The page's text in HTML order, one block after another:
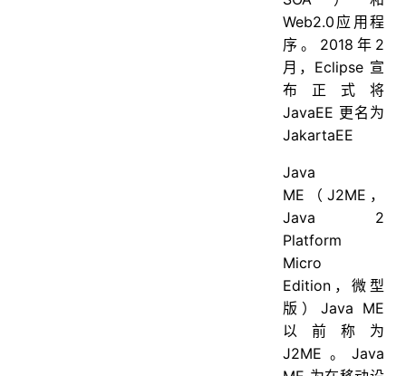
包装类相关
89. 自动装箱与拆箱
Web2.0应用程
序。2018年2
月，Eclipse 宣
布正式将
JavaEE 更名为
JakartaEE
Java
ME（J2ME，
Java 2
Platform
Micro
Edition，微型
版）Java ME
以前称为
J2ME。Java